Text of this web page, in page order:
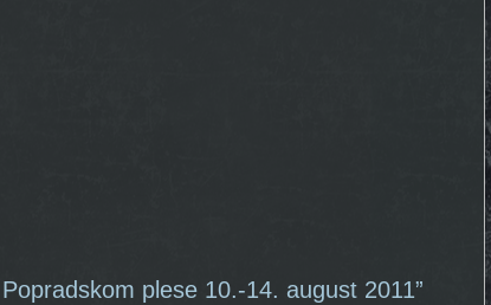
plese 10.-14. august 2011”